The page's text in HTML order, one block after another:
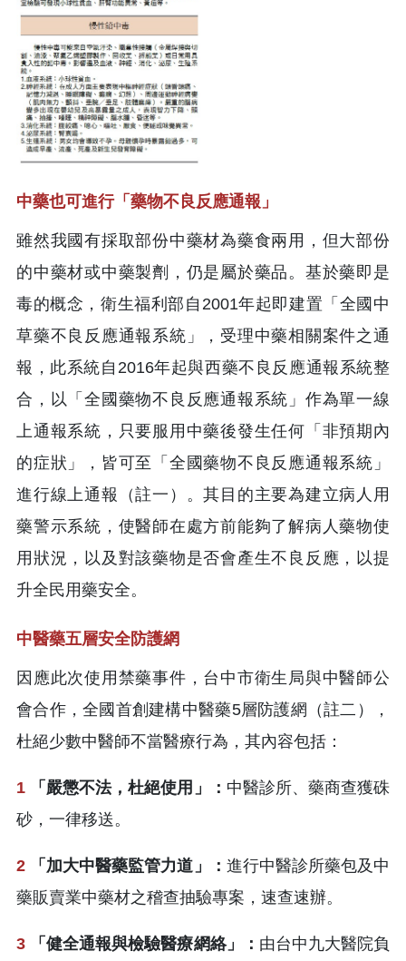
中藥也可進行「藥物不良反應通報」
雖然我國有採取部份中藥材為藥食兩用，但大部份
的中藥材或中藥製劑，仍是屬於藥品。基於藥即是
毒的概念，衛生福利部自2001年起即建置「全國中
草藥不良反應通報系統」，受理中藥相關案件之通
報，此系統自2016年起與西藥不良反應通報系統整
合，以「全國藥物不良反應通報系統」作為單一線
上通報系統，只要服用中藥後發生任何「非預期內
的症狀」，皆可至「全國藥物不良反應通報系統」
進行線上通報（註一）。其目的主要為建立病人用
藥警示系統，使醫師在處方前能夠了解病人藥物使
用狀況，以及對該藥物是否會產生不良反應，以提
升全民用藥安全。
中醫藥五層安全防護網
因應此次使用禁藥事件，台中市衛生局與中醫師公
會合作，全國首創建構中醫藥5層防護網（註二），
杜絕少數中醫師不當醫療行為，其內容包括：
1 「嚴懲不法，杜絕使用」： 中醫診所、藥商查獲硃
砂，一律移送。
2 「加大中醫藥監管力道」： 進行中醫診所藥包及中
藥販賣業中藥材之稽查抽驗專案，速查速辦。
3 「健全通報與檢驗醫療網絡」： 由台中九大醫院負